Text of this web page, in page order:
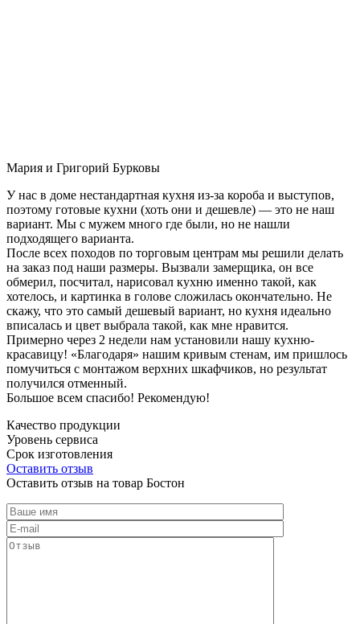
Мария и Григорий Бурковы
У нас в доме нестандартная кухня из-за короба и выступов,
поэтому готовые кухни (хоть они и дешевле) — это не наш
вариант. Мы с мужем много где были, но не нашли
подходящего варианта.
После всех походов по торговым центрам мы решили делать
на заказ под наши размеры. Вызвали замерщика, он все
обмерил, посчитал, нарисовал кухню именно такой, как
хотелось, и картинка в голове сложилась окончательно. Не
скажу, что это самый дешевый вариант, но кухня идеально
вписалась и цвет выбрала такой, как мне нравится.
Примерно через 2 недели нам установили нашу кухню-
красавицу! «Благодаря» нашим кривым стенам, им пришлось
помучиться с монтажом верхних шкафчиков, но результат
получился отменный.
Большое всем спасибо! Рекомендую!
Качество продукции
Уровень сервиса
Срок изготовления
Оставить отзыв
Оставить отзыв на товар Бостон